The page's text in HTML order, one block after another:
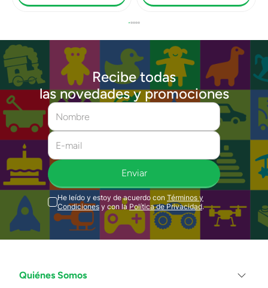
Recibe todas
las novedades y promociones
Enviar
He leído y estoy de acuerdo con Términos y
Condiciones y con la Política de Privacidad.
Quiénes Somos